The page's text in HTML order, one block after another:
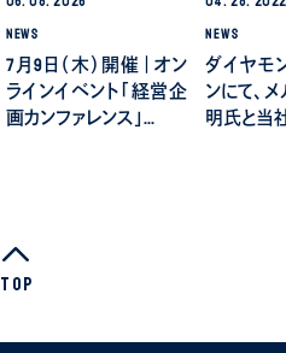
NEWS
7月9日（木）開催｜オン
ラインイベント「経営企
画カンファレンス」…
NEWS
ダイヤモ
ンにて、
明氏と当
Top